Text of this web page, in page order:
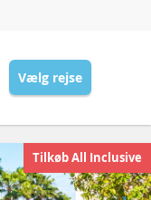
Vælg rejse
Tilkøb All Inclusive